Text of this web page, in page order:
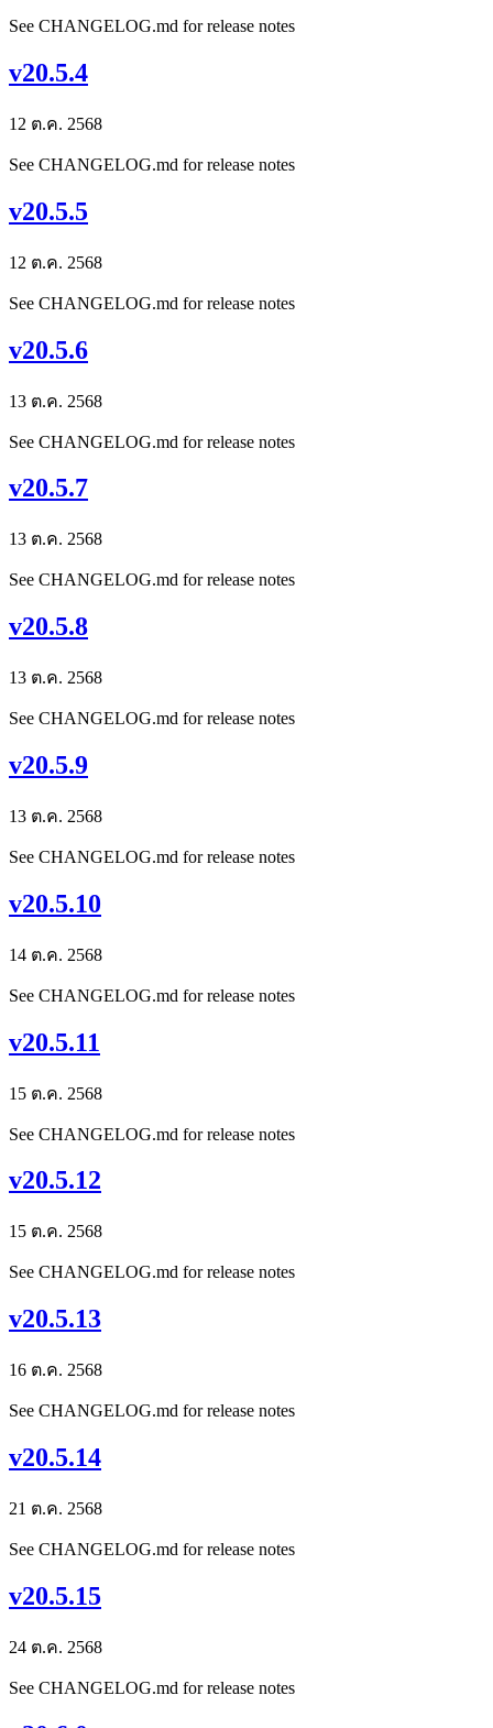
See CHANGELOG.md for release notes
v20.5.4
12 ต.ค. 2568
See CHANGELOG.md for release notes
v20.5.5
12 ต.ค. 2568
See CHANGELOG.md for release notes
v20.5.6
13 ต.ค. 2568
See CHANGELOG.md for release notes
v20.5.7
13 ต.ค. 2568
See CHANGELOG.md for release notes
v20.5.8
13 ต.ค. 2568
See CHANGELOG.md for release notes
v20.5.9
13 ต.ค. 2568
See CHANGELOG.md for release notes
v20.5.10
14 ต.ค. 2568
See CHANGELOG.md for release notes
v20.5.11
15 ต.ค. 2568
See CHANGELOG.md for release notes
v20.5.12
15 ต.ค. 2568
See CHANGELOG.md for release notes
v20.5.13
16 ต.ค. 2568
See CHANGELOG.md for release notes
v20.5.14
21 ต.ค. 2568
See CHANGELOG.md for release notes
v20.5.15
24 ต.ค. 2568
See CHANGELOG.md for release notes